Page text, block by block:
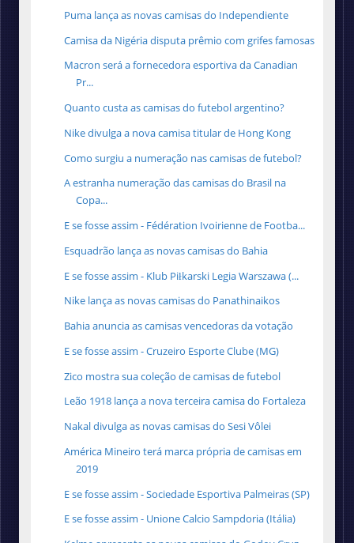
Puma lança as novas camisas do Independiente
Camisa da Nigéria disputa prêmio com grifes famosas
Macron será a fornecedora esportiva da Canadian
Pr...
Quanto custa as camisas do futebol argentino?
Nike divulga a nova camisa titular de Hong Kong
Como surgiu a numeração nas camisas de futebol?
A estranha numeração das camisas do Brasil na
Copa...
E se fosse assim - Fédération Ivoirienne de Footba...
Esquadrão lança as novas camisas do Bahia
E se fosse assim - Klub Piłkarski Legia Warszawa (...
Nike lança as novas camisas do Panathinaikos
Bahia anuncia as camisas vencedoras da votação
E se fosse assim - Cruzeiro Esporte Clube (MG)
Zico mostra sua coleção de camisas de futebol
Leão 1918 lança a nova terceira camisa do Fortaleza
Nakal divulga as novas camisas do Sesi Vôlei
América Mineiro terá marca própria de camisas em
2019
E se fosse assim - Sociedade Esportiva Palmeiras (SP)
E se fosse assim - Unione Calcio Sampdoria (Itália)